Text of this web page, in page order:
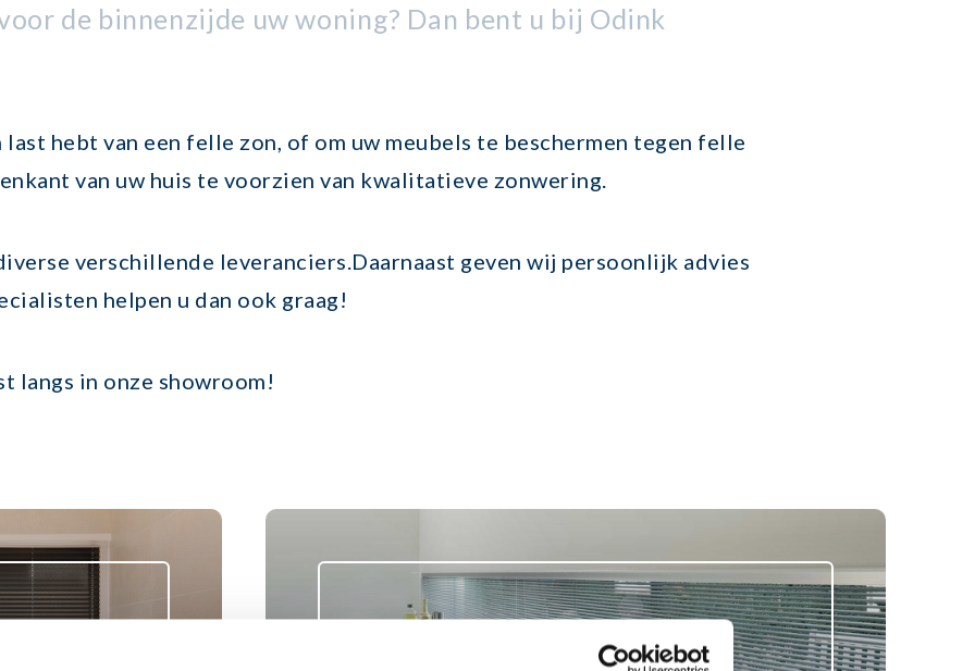
de binnenzijde uw woning? Dan bent u bij Odink
hebt van een felle zon, of om uw meubels te beschermen tegen felle
van uw huis te voorzien van kwalitatieve zonwering.
verschillende leveranciers.Daarnaast geven wij persoonlijk advies
helpen u dan ook graag!
langs in onze showroom!
Horizontale jaloezien